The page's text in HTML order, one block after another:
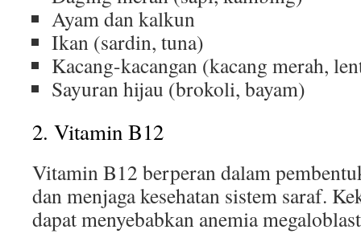
Ayam dan kalkun
Ikan (sardin, tuna)
Kacang-kacangan (kacang merah,
Sayuran hijau (brokoli, bayam)
2. Vitamin B12
Vitamin B12 berperan dalam
dan menjaga kesehatan sistem saraf.
dapat menyebabkan anemia